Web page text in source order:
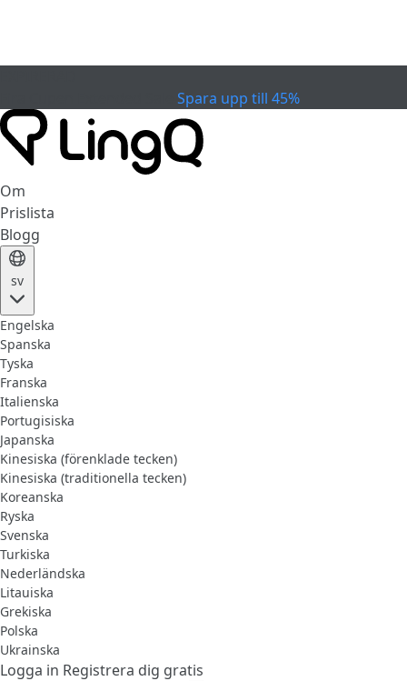
Spara upp till 45%
Om
Prislista
Blogg
sv
Engelska
Spanska
Tyska
Franska
Italienska
Portugisiska
Japanska
Kinesiska (förenklade tecken)
Kinesiska (traditionella tecken)
Koreanska
Ryska
Svenska
Turkiska
Nederländska
Litauiska
Grekiska
Polska
Ukrainska
Logga in Registrera dig gratis